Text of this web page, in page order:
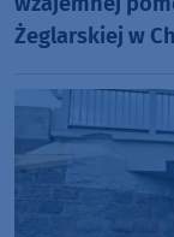
Żeglarskiej w